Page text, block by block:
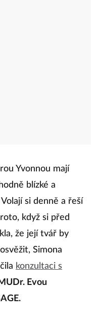
Yvonnou mají
blízké a
si denně a řeší
když si před
že její tvář by
Simona
konzultaci s
Evou